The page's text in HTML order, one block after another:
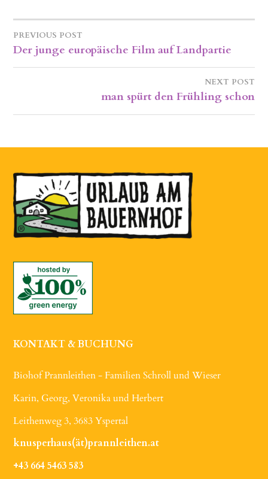
BEITRAGSNAVIGATION
PREVIOUS POST
Der junge europäische Film auf Landpartie
NEXT POST
man spürt den Frühling schon
KONTAKT & BUCHUNG
Biohof Prannleithen - Familien Schroll und Wieser
Karin, Georg, Veronika und Herbert
Leithenweg 3, 3683 Yspertal
knusperhaus(ät)prannleithen.at
+43 664 5463 583